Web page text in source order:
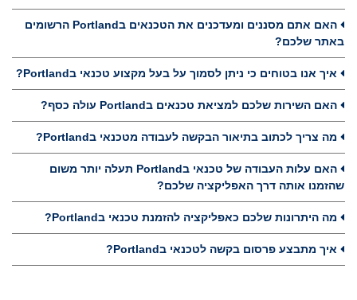
האם אתם מסננים ומעדכנים את הטכנאים בPortland הרשומים
באתר שלכם?
איך אנו בטוחים כי ניתן לסמוך על בעל מקצוע טכנאי בPortland?
האם השירות שלכם למציאת טכנאים בPortland עולה כסף?
מה צריך לכתוב בתיאור הבקשה לעבודה מטכנאי בPortland?
האם עלות העבודה של טכנאי בPortland תעלה יותר משום
שהזמנו אותה דרך האפליקציה שלכם?
מה היתרונות שלכם כאפליקציה להזמנת טכנאי בPortland?
איך מתבצע פרסום בקשה לטכנאי בPortland?